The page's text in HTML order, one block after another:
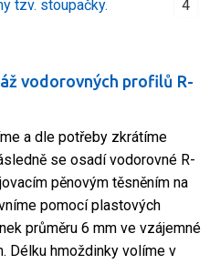
4
vodorovných profilů R-
a dle potřeby zkrátíme
se osadí vodorovné R-
pěnovým těsněním na
pomocí plastových
průměru 6 mm ve vzájemné
Délku hmoždinky volíme v